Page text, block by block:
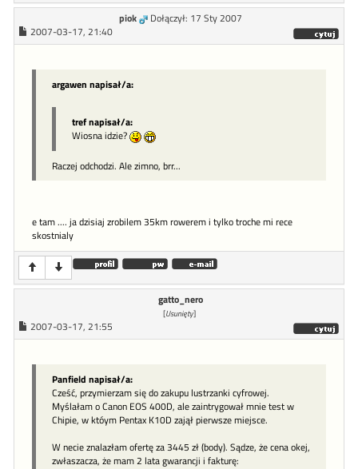
piok
Dołączył: 17 Sty 2007
2007-03-17, 21:40
argawen napisał/a:
tref napisał/a:
Wiosna idzie?
Raczej odchodzi. Ale zimno, brr...
e tam .... ja dzisiaj zrobilem 35km rowerem i tylko troche mi rece
skostnialy
gatto_nero
[Usunięty]
2007-03-17, 21:55
Panfield napisał/a:
Cześć, przymierzam się do zakupu lustrzanki cyfrowej.
Myślałam o Canon EOS 400D, ale zaintrygował mnie test w
Chipie, w któym Pentax K10D zajął pierwsze miejsce.
W necie znalazłam ofertę za 3445 zł (body). Sądze, że cena okej,
zwłaszacza, że mam 2 lata gwarancji i fakturę: